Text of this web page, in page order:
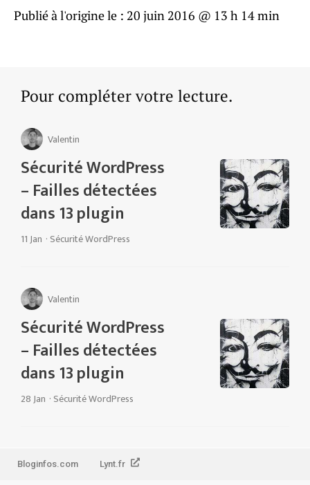
Publié à l'origine le : 20 juin 2016 @ 13 h 14 min
Pour compléter votre lecture.
Valentin
Sécurité WordPress
– Failles détectées
dans 13 plugin
11 Jan · Sécurité WordPress
Valentin
Sécurité WordPress
– Failles détectées
dans 13 plugin
28 Jan · Sécurité WordPress
Bloginfos.com Lynt.fr